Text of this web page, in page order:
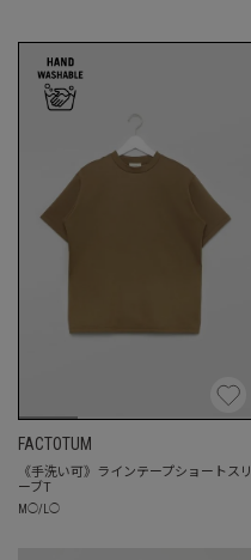
FACTOTUM
《手洗い可》ラインテープショートスリ
ーブT
M ◯/ ◯